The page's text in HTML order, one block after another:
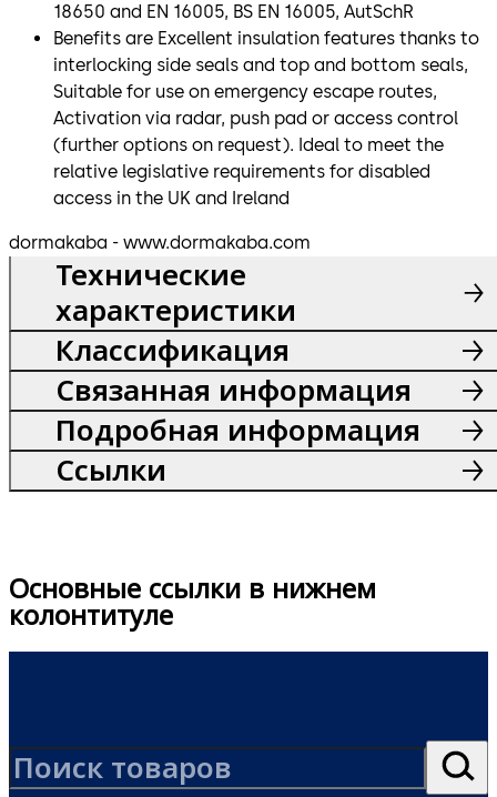
18650 and EN 16005, BS EN 16005, AutSchR
Benefits are Excellent insulation features thanks to
interlocking side seals and top and bottom seals,
Suitable for use on emergency escape routes,
Activation via radar, push pad or access control
(further options on request). Ideal to meet the
relative legislative requirements for disabled
access in the UK and Ireland
dormakaba - www.dormakaba.com
Технические
характеристики
Классификация
Связанная информация
Подробная информация
Ссылки
Основные ссылки в нижнем
колонтитуле